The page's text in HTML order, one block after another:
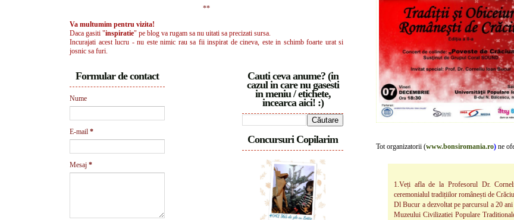
Tot organizatorii (www.bonsiromania.ro) ne
1.Veți afla de la Profesorul Dr.
ceremonialul tradițiilor românești de
Dl Bucur a dezvoltat pe parcursul a 20
Muzeului Civilizatiei Populare
**
Va multumim pentru vizita!
Daca gasiti "inspiratie" pe blog va rugam sa nu uitati sa precizati sursa.
Incurajati acest lucru - nu este nimic rau sa fii inspirat de cineva, este in schimb foarte urat si
josnic sa furi.
Cauti ceva anume? (in
cazul in care nu gasesti
in meniu / etichete,
incearca aici! :)
Concursuri Copilarim
Formular de contact
Nume
E-mail *
Mesaj *